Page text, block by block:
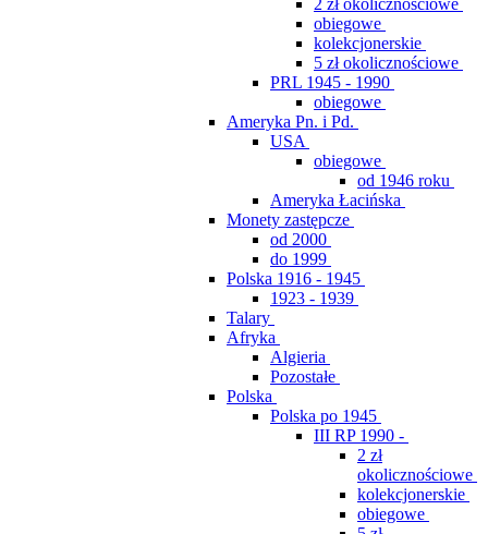
2 zł okolicznościowe
obiegowe
kolekcjonerskie
5 zł okolicznościowe
PRL 1945 - 1990
obiegowe
Ameryka Pn. i Pd.
USA
obiegowe
od 1946 roku
Ameryka Łacińska
Monety zastępcze
od 2000
do 1999
Polska 1916 - 1945
1923 - 1939
Talary
Afryka
Algieria
Pozostałe
Polska
Polska po 1945
III RP 1990 -
2 zł
okolicznościowe
kolekcjonerskie
obiegowe